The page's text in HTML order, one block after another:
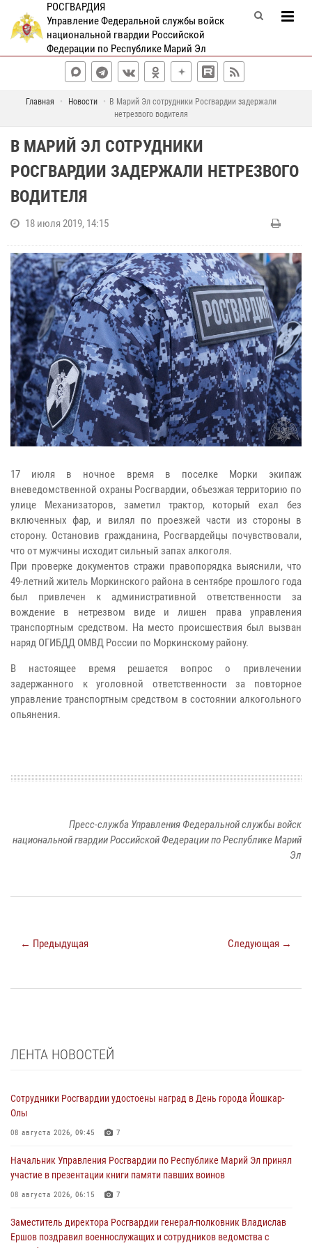
РОСГВАРДИЯ
Управление Федеральной службы войск
национальной гвардии Российской
Федерации по Республике Марий Эл
Главная Новости
В Марий Эл сотрудники Росгвардии задержали
нетрезвого водителя
В МАРИЙ ЭЛ СОТРУДНИКИ
РОСГВАРДИИ ЗАДЕРЖАЛИ НЕТРЕЗВОГО
ВОДИТЕЛЯ
18 июля 2019, 14:15
17 июля в ночное время в поселке Морки экипаж
вневедомственной охраны Росгвардии, объезжая территорию по
улице Механизаторов, заметил трактор, который ехал без
включенных фар, и вилял по проезжей части из стороны в
сторону. Остановив гражданина, Росгвардейцы почувствовали,
что от мужчины исходит сильный запах алкоголя.
При проверке документов стражи правопорядка выяснили, что
49-летний житель Моркинского района в сентябре прошлого года
был привлечен к административной ответственности за
вождение в нетрезвом виде и лишен права управления
транспортным средством. На место происшествия был вызван
наряд ОГИБДД ОМВД России по Моркинскому району.
В настоящее время решается вопрос о привлечении
задержанного к уголовной ответственности за повторное
управление транспортным средством в состоянии алкогольного
опьянения.
Пресс-служба Управления Федеральной службы войск
национальной гвардии Российской Федерации по Республике Марий
Эл
← Предыдущая Следующая →
ЛЕНТА НОВОСТЕЙ
Сотрудники Росгвардии удостоены наград в День города Йошкар-
Олы
08 августа 2026, 09:45 7
Начальник Управления Росгвардии по Республике Марий Эл принял
участие в презентации книги памяти павших воинов
08 августа 2026, 06:15 7
Заместитель директора Росгвардии генерал-полковник Владислав
Ершов поздравил военнослужащих и сотрудников ведомства с